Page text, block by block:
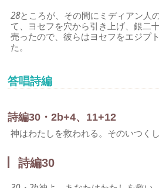
28ところが、その間にミディアン人
て、ヨセフを穴から引き上げ、銀二
売ったので、彼らはヨセフをエジプ
た。
答唱詩編
詩編30・2b+4、11+12
神はわたしを救われる。そのいつく
詩編30